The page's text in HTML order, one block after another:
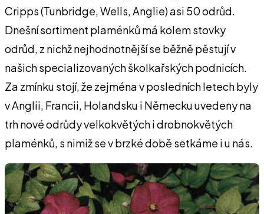
Cripps (Tunbridge, Wells, Anglie) asi 50 odrůd.
Dnešní sortiment plaménků má kolem stovky
odrůd, z nichž nejhodnotnější se běžně pěstují v
našich specializovaných školkařských podnicích.
Za zmínku stojí, že zejména v posledních letech byly
v Anglii, Francii, Holandsku i Německu uvedeny na
trh nové odrůdy velkokvětých i drobnokvětých
plaménků, s nimiž se v brzké době setkáme i u nás.